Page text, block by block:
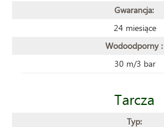
Gwarancja:
24 miesiące
Wodoodporny :
30 m/3 bar
Tarcza
Typ: